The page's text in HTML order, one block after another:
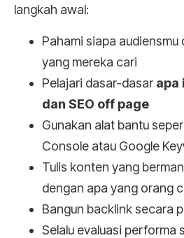
langkah awal:
Pahami siapa
yang mereka cari
Pelajari dasar-dasar apa
dan SEO off page
Gunakan alat bantu
Console atau Google
Tulis konten yang
dengan apa yang orang
Bangun backlink secara
Selalu evaluasi performa